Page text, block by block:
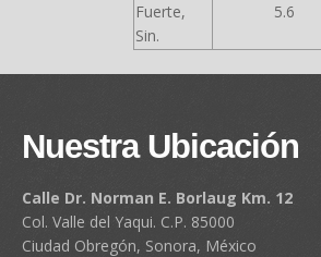
Fuerte,
Sin.
5.6
Nuestra Ubicación
Calle Dr. Norman E. Borlaug Km. 12
Col. Valle del Yaqui. C.P. 85000
Ciudad Obregón, Sonora, México